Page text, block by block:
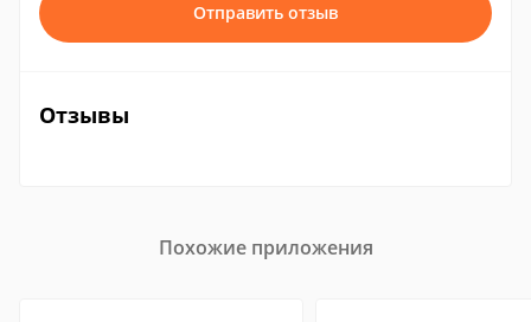
Отправить отзыв
Отзывы
Похожие приложения